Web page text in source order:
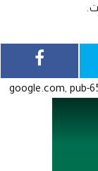
google.com, pub-